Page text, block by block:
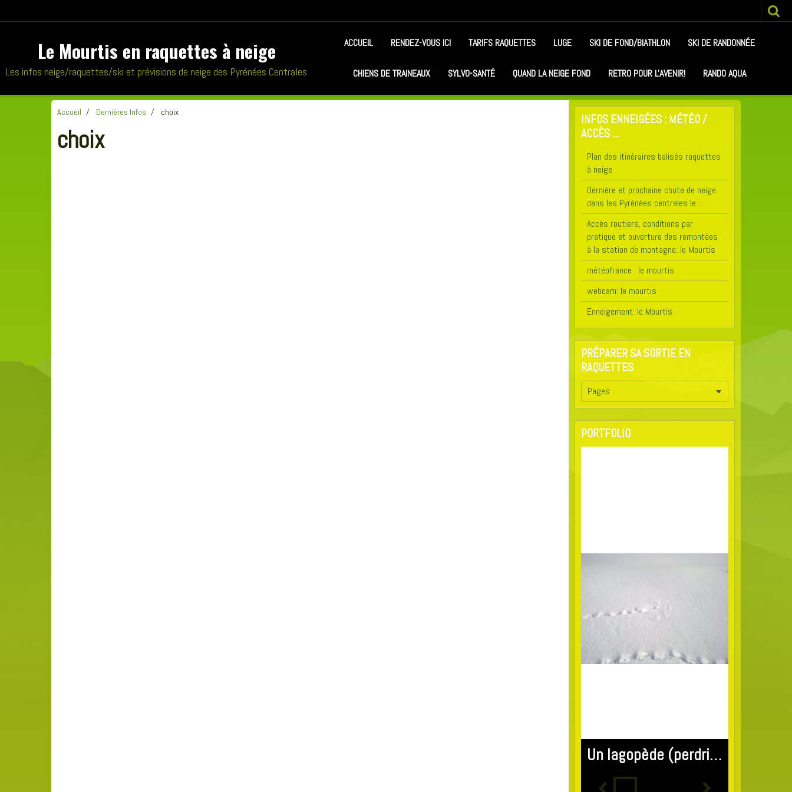
Le Mourtis en raquettes à neige
Les infos neige/raquettes/ski et prévisions de neige des Pyrénées Centrales
ACCUEIL RENDEZ-VOUS ICI TARIFS RAQUETTES LUGE SKI DE FOND/BIATHLON SKI DE RANDONNÉE
CHIENS DE TRAINEAUX SYLVO-SANTÉ QUAND LA NEIGE FOND RETRO POUR L'AVENIR! RANDO AQUA
Accueil Dernières Infos choix
choix
INFOS ENNEIGÉES : MÉTÉO /
ACCÈS ...
Plan des itinéraires balisés raquettes
à neige
Dernière et prochaine chute de neige
dans les Pyrénées centrales le :
Accès routiers, conditions par
pratique et ouverture des remontées
à la station de montagne: le Mourtis
météofrance : le mourtis
webcam: le mourtis
Enneigement: le Mourtis
PRÉPARER SA SORTIE EN
RAQUETTES
PORTFOLIO
Un lagopède (perdrix des neige) a "aneigit"...